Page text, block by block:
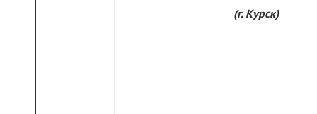
(г. Курск)